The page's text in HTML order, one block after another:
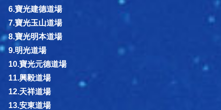
6.寶光建德道場
7.寶光玉山道場
8.寶光明本道場
9.明光道場
10.寶光元德道場
11.興毅道場
12.天祥道場
13.安東道場